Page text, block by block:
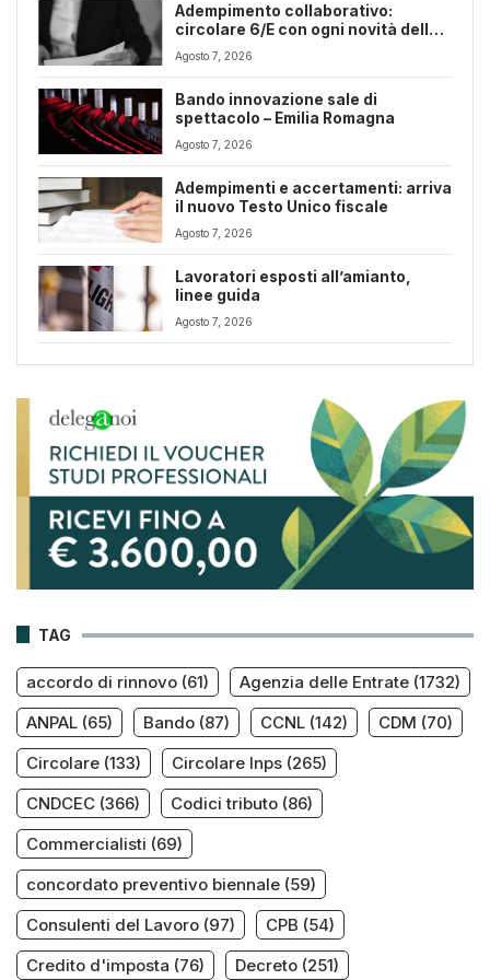
Adempimento collaborativo:
circolare 6/E con ogni novità della
riforma fiscale
Agosto 7, 2026
Bando innovazione sale di
spettacolo – Emilia Romagna
Agosto 7, 2026
Adempimenti e accertamenti: arriva
il nuovo Testo Unico fiscale
Agosto 7, 2026
Lavoratori esposti all’amianto,
linee guida
Agosto 7, 2026
TAG
accordo di rinnovo (61) Agenzia delle Entrate (1732)
ANPAL (65) Bando (87) CCNL (142) CDM (70)
Circolare (133) Circolare Inps (265)
CNDCEC (366) Codici tributo (86)
Commercialisti (69)
concordato preventivo biennale (59)
Consulenti del Lavoro (97) CPB (54)
Credito d'imposta (76) Decreto (251)